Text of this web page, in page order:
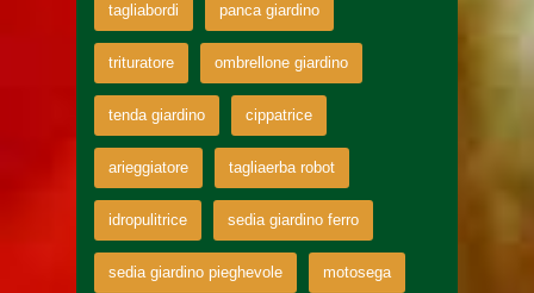
tagliabordi panca giardino
trituratore ombrellone giardino
tenda giardino cippatrice
arieggiatore tagliaerba robot
idropulitrice sedia giardino ferro
sedia giardino pieghevole motosega